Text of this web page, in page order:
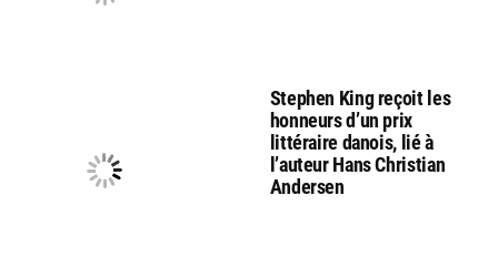
Stephen King reçoit les
honneurs d’un prix
littéraire danois, lié à
l’auteur Hans Christian
Andersen